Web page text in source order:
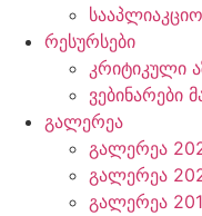
რესურსები
კრიტიკული
ვებინარები
გალერეა
გალერეა
გალერეა
გალერეა